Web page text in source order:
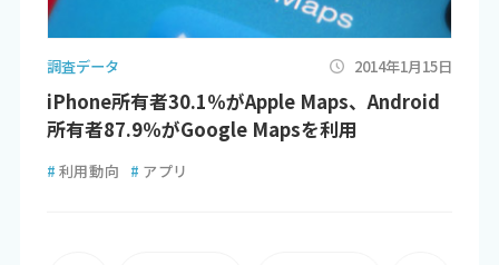
調査データ 2014年1月15日
iPhone所有者30.1％がApple Maps、Android
所有者87.9％がGoogle Mapsを利用
# 利用動向 # アプリ